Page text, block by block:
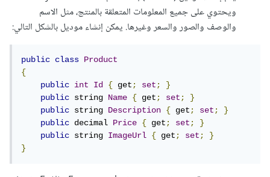
ويحتوي على جميع المعلومات المتعلقة بالمنتج، مثل الاسم
والوصف والصور والسعر وغيرها. يمكن إنشاء موديل بالشكل التالي:
public class
Product
{
public
int Id { get; set;
}
public string Name { get; set;
}
public string Description { get; set;
}
public decimal Price { get; set;
}
public string ImageUrl { get; set;
}
}